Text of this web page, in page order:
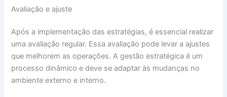
Avaliação e ajuste
Após a implementação das estratégias, é essencial realizar
uma avaliação regular. Essa avaliação pode levar a ajustes
que melhorem as operações. A gestão estratégica é um
processo dinâmico e deve se adaptar às mudanças no
ambiente externo e interno.